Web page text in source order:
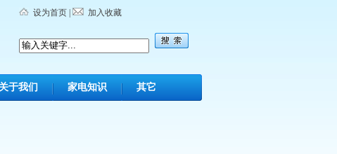
设为首页 加入收藏
关于我们 家电知识 其它